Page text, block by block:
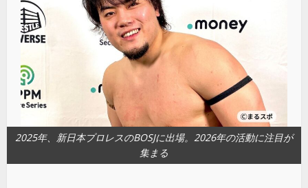
2025年、新日本プロレスのBOSJに出場。2026年の活動に注目が
集まる